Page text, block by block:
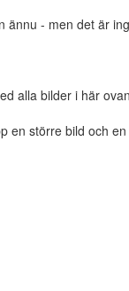
ännu - men det är
alla bilder i här
en större bild och